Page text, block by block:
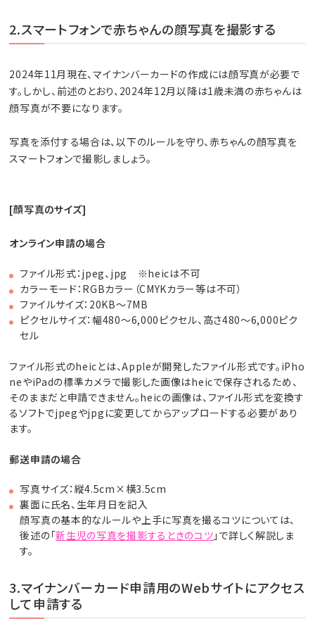
2.スマートフォンで赤ちゃんの顔写真を撮影する
2024年11月現在、マイナンバーカードの作成には顔写真が必要で
す。しかし、前述のとおり、2024年12月以降は1歳未満の赤ちゃんは
顔写真が不要になります。
写真を添付する場合は、以下のルールを守り、赤ちゃんの顔写真を
スマートフォンで撮影しましょう。
[顔写真のサイズ]
オンライン申請の場合
ファイル形式：jpeg、jpg ※heicは不可
カラーモード：RGBカラー（CMYKカラー等は不可）
ファイルサイズ：20KB～7MB
ピクセルサイズ：幅480～6,000ピクセル、高さ480～6,000ピク
セル
ファイル形式のheicとは、Appleが開発したファイル形式です。iPho
neやiPadの標準カメラで撮影した画像はheicで保存されるため、
そのままだと申請できません。heicの画像は、ファイル形式を変換す
るソフトでjpegやjpgに変更してからアップロードする必要があり
ます。
郵送申請の場合
写真サイズ：縦4.5cm×横3.5cm
裏面に氏名、生年月日を記入
顔写真の基本的なルールや上手に写真を撮るコツについては、
後述の「新生児の写真を撮影するときのコツ 」で詳しく解説しま
す。
3.マイナンバーカード申請用のWebサイトにアクセス
して申請する